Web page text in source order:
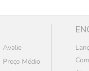
Avalie
Preço Médio